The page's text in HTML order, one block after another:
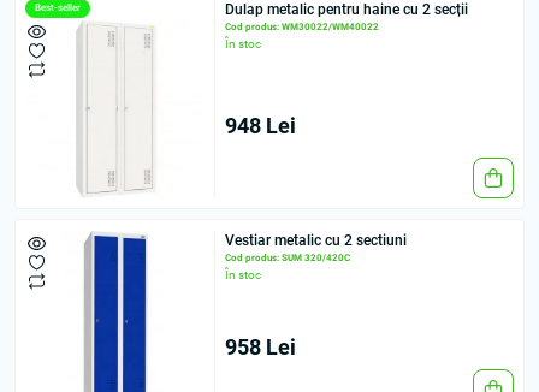
Best-seller Dulap metalic pentru haine cu 2 secții
Cod produs: WM30022/WM40022
În stoc
948 Lei
Vestiar metalic cu 2 sectiuni
Cod produs: SUM 320/420C
În stoc
958 Lei